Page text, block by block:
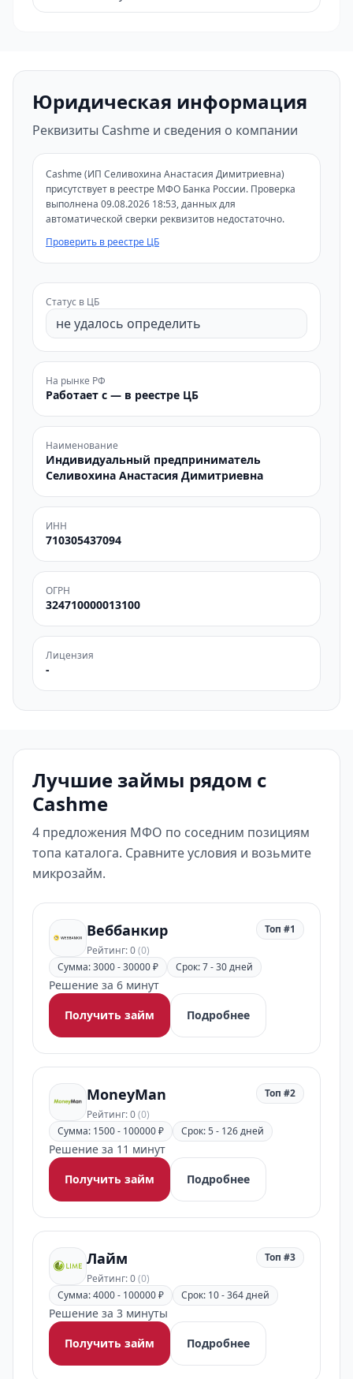
Юридическая информация
Реквизиты Cashme и сведения о компании
Cashme (ИП Селивохина Анастасия Димитриевна)
присутствует в реестре МФО Банка России. Проверка
выполнена 09.08.2026 18:53, данных для
автоматической сверки реквизитов недостаточно.
Проверить в реестре ЦБ
Статус в ЦБ
не удалось определить
На рынке РФ
Работает с — в реестре ЦБ
Наименование
Индивидуальный предприниматель
Селивохина Анастасия Димитриевна
ИНН
710305437094
ОГРН
324710000013100
Лицензия
-
Лучшие займы рядом с
Cashme
4 предложения МФО по соседним позициям
топа каталога. Сравните условия и возьмите
микрозайм.
Веббанкир
Рейтинг: 0(0)
Топ #1
Сумма: 3000 - 30000 ₽ Срок: 7 - 30 дней
Решение за 6 минут
Получить займ
Подробнее
MoneyMan
Рейтинг: 0(0)
Топ #2
Сумма: 1500 - 100000 ₽ Срок: 5 - 126 дней
Решение за 11 минут
Получить займ
Подробнее
Лайм
Рейтинг: 0(0)
Топ #3
Сумма: 4000 - 100000 ₽ Срок: 10 - 364 дней
Решение за 3 минуты
Получить займ
Подробнее